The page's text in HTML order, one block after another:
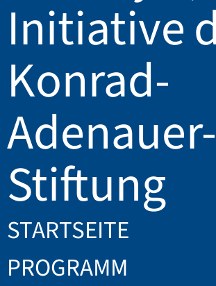
Initiative
Konrad-
Adenauer-
Stiftung
STARTSEITE
PROGRAMM